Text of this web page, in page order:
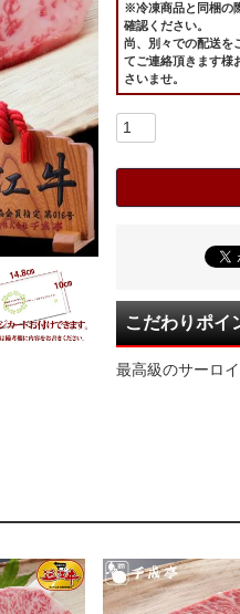
※冷凍商品と同梱の
確認ください。
尚、別々での配送を
てご連絡頂きます様
さいませ。
こだわりポイ
最高級のサーロ